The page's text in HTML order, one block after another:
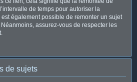
de temps pour autoriser la
est également possible de remonter un sujet
assurez-vous de respecter les
de sujets